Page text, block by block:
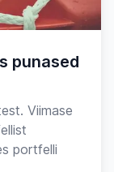
punased
Viimase
portfelli